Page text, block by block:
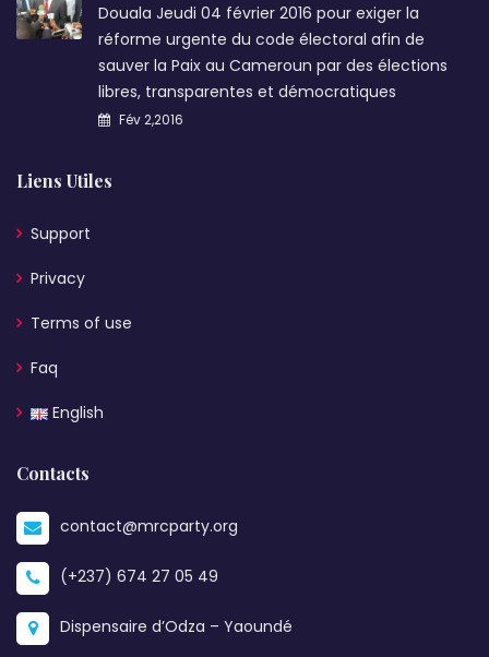
Douala Jeudi 04 février 2016 pour exiger la
réforme urgente du code électoral afin de
sauver la Paix au Cameroun par des élections
libres, transparentes et démocratiques
Fév 2,2016
Liens Utiles
Support
Privacy
Terms of use
Faq
English
Contacts
contact@mrcparty.org
(+237) 674 27 05 49
Dispensaire d’Odza – Yaoundé